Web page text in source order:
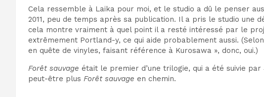
Cela ressemble à Laika pour moi, et le studio a dû le penser
2011, peu de temps après sa publication. Il a pris le studio une
cela montre vraiment à quel point il a resté intéressé par le
extrêmement Portland-y, ce qui aide probablement aussi. (Selon
en quête de vinyles, faisant référence à Kurosawa », donc, oui.)
Forêt sauvage était le premier d’une trilogie, qui a été suivie par
peut-être plus Forêt sauvage en chemin.